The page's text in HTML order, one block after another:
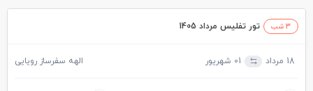
3 شب تور تفلیس مرداد 1405
18 مرداد 01 شهریور الهه سفرساز رویایی